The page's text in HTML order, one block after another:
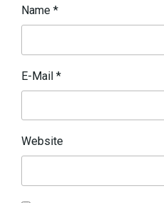
Name *
E-Mail *
Website